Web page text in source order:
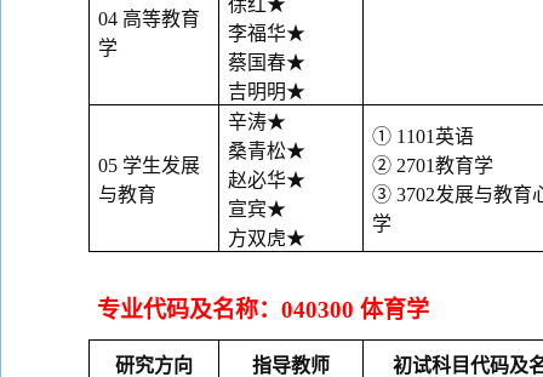
04 高等教育
学
徐红 ★
李福华★
蔡国春★
吉明明★
05 学生发展
与教育
辛涛★
桑青松★
赵必华★
宣宾★
方双虎★
① 1101 英语
② 2701教育学
③ 3702发展与教育
学
专业代码及名称： 040300 体育学
研究方向 指导教师 初试科目代码及